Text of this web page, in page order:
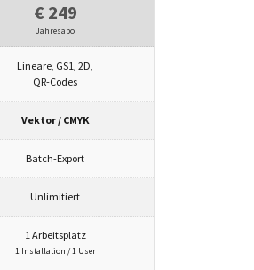
€ 249
Jahresabo
Lineare, GS1, 2D,
QR-Codes
Vektor / CMYK
Batch-Export
Unlimitiert
1 Arbeitsplatz
1 Installation / 1 User